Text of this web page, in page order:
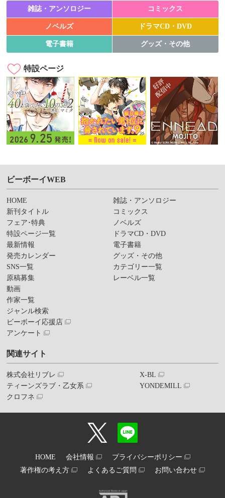
雑誌・アンソロジー コミックス
ノベルズ ドラマCD・DVD
電子書籍 グッズ・その他
特設ページ
ビーボーイWEB
HOME
新刊タイトル
フェア･特典
特設ページ一覧
最新情報
発売カレンダー
SNS一覧
原稿募集
動画
作家一覧
ジャンル検索
ビーボーイ応援店
アンケート
雑誌・アンソロジー
コミックス
ノベルズ
ドラマCD・DVD
電子書籍
グッズ・その他
カテゴリー一覧
レーベル一覧
関連サイト
株式会社リブレ
ティーンズラブ・乙女系
クロフネ
X-BL
YONDEMILL
HOME 会社情報
プライバシーポリシー
著作権の考え方
よくあるご質問 お問い合わせ